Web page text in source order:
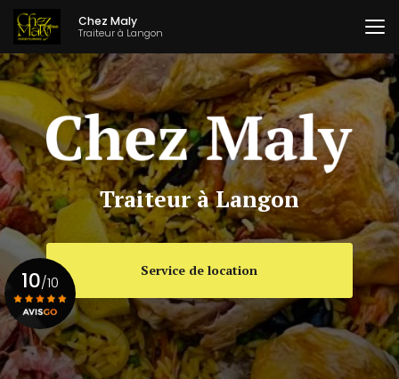
Aller
contenu
principal
Chez Maly
Traiteur à Langon
Traiteur à Langon
Service de location
10/10
Voir le certificat